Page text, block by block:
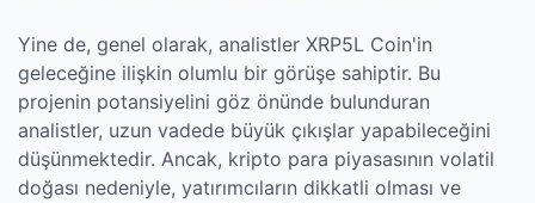
Yine de, genel olarak, analistler XRP5L Coin'in
geleceğine ilişkin olumlu bir görüşe sahiptir. Bu
projenin potansiyelini göz önünde bulunduran
analistler, uzun vadede büyük çıkışlar yapabileceğini
düşünmektedir. Ancak, kripto para piyasasının volatil
doğası nedeniyle, yatırımcıların dikkatli olması ve